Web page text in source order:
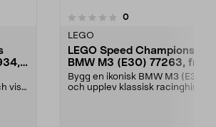
visa
0recensioner
LEGO
LEGO Speed Champions
BMW M3 (E30) 77263, från 9
år
Bygg en ikonisk BMW M3 (E30)
och upplev klassisk racinghistoria.